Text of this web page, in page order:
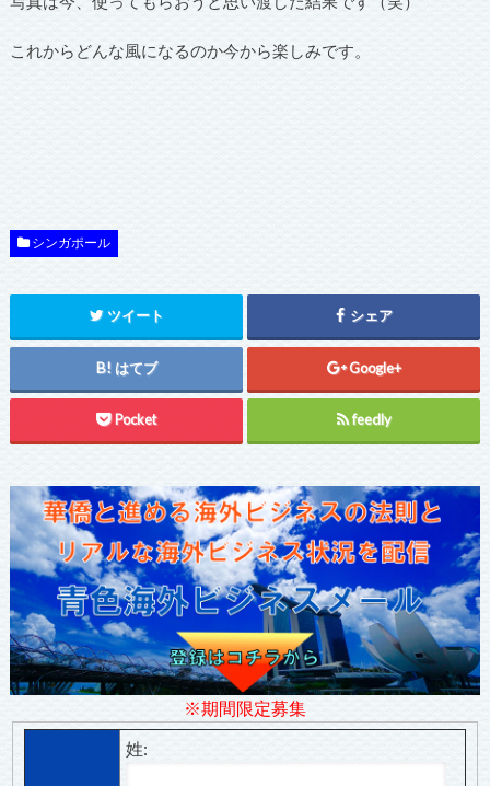
これからどんな風になるのか今から楽しみです。
シンガポール
ツイート シェア
はてブ Google+
Pocket feedly
※期間限定募集
姓: